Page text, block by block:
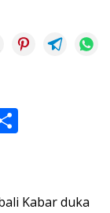
e
Kabar duka